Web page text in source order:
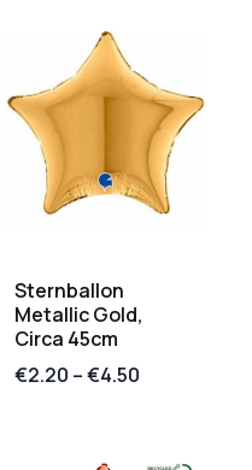
Sternballon
Metallic Gold,
Circa 45cm
€2.20 –€4.50